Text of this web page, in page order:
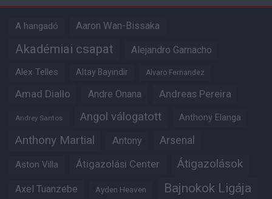
A hangadó Aaron Wan-Bissaka
Akadémiai csapat Alejandro Garnacho
Alex Telles Altay Bayindir Alvaro Fernandez
Amad Diallo Andre Onana Andreas Pereira
Andrey Santos Angol válogatott Anthony Elanga
Anthony Martial Antony Arsenal
Aston Villa Átigazolási Center Átigazolások
Axel Tuanzebe Ayden Heaven Bajnokok Ligája